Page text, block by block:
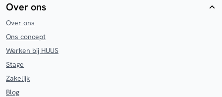
Over ons
Over ons
Ons concept
Werken bij HUUS
Stage
Zakelijk
Blog